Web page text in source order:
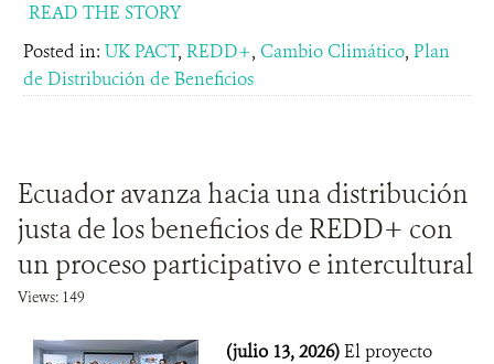
READ THE STORY
Posted in: UK PACT, REDD+, Cambio Climático, Plan
de Distribución de Beneficios
Ecuador avanza hacia una distribución
justa de los beneficios de REDD+ con
un proceso participativo e intercultural
Views: 149
(julio 13, 2026)El proyecto